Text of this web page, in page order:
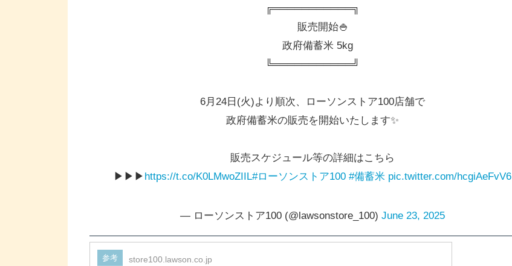
╔═══════════╗
販売開始🍚
政府備蓄米 5kg
╚═══════════╝
6月24日(火)より順次、ローソンストア100店舗で
政府備蓄米の販売を開始いたします✨
販売スケジュール等の詳細はこちら
▶▶▶ https://t.co/K0LMwoZIIL#ローソンストア100 #備蓄米 pic.twitter.com/hcgiAeFvV6
— ローソンストア100 (@lawsonstore_100) June 23, 2025
参考 store100.lawson.co.jp